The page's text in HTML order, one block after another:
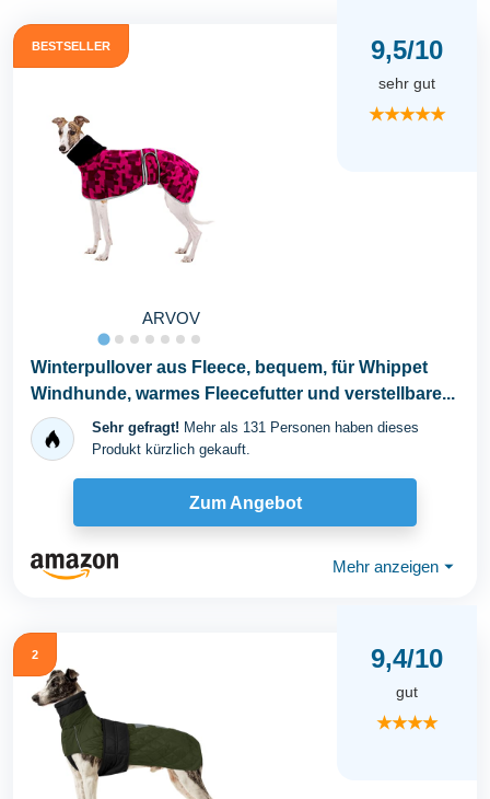
BESTSELLER
ARVOV
9,5/10
sehr gut
★★★★★
Winterpullover aus Fleece, bequem, für Whippet
Windhunde, warmes Fleecefutter und verstellbare...
Sehr gefragt! Mehr als 131 Personen haben dieses
Produkt kürzlich gekauft.
Zum Angebot
Mehr anzeigen ⏷
2 9,4/10
gut
★★★★